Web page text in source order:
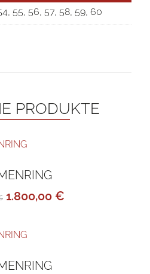
55, 56, 57, 58, 59, 60
PRODUKTE
Ursprünglicher
3.600,00 €
1.800,00 €Aktueller